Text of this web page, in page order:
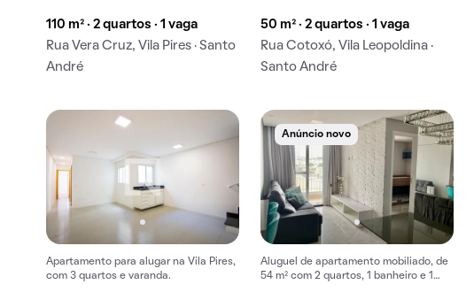
110 m² · 2 quartos · 1 vaga
Rua Vera Cruz, Vila Pires · Santo
André
50 m² · 2 quartos · 1 vaga
Rua Cotoxó, Vila Leopoldina ·
Santo André
Apartamento para alugar na Vila Pires,
com 3 quartos e varanda.
Anúncio novo
Aluguel de apartamento mobiliado, de
54 m² com 2 quartos, 1 banheiro e 1